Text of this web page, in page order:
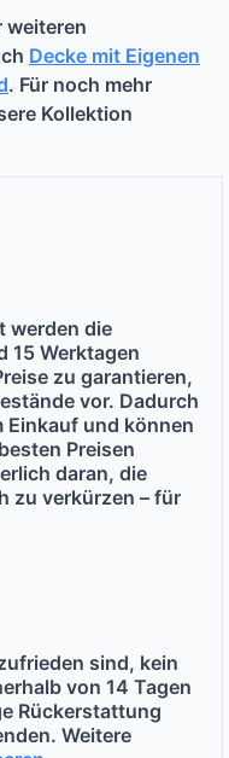
weiteren
Decke mit Eigenen
. Für noch mehr
Kollektion
werden die
15 Werktagen
zu garantieren,
vor. Dadurch
Einkauf und können
besten Preisen
daran, die
zu verkürzen – für
sind, kein
von 14 Tagen
Rückerstattung
Weitere